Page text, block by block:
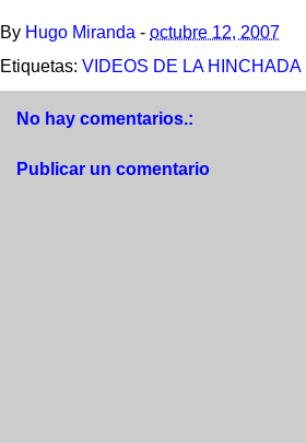
By Hugo Miranda - octubre 12, 2007
Etiquetas: VIDEOS DE LA HINCHADA
No hay comentarios.:
Publicar un comentario